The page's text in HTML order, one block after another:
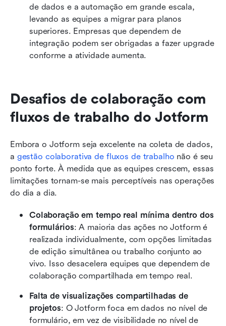
de dados e a automação em grande escala,
levando as equipes a migrar para planos
superiores. Empresas que dependem de
integração podem ser obrigadas a fazer upgrade
conforme a atividade aumenta.
Desafios de colaboração com
fluxos de trabalho do Jotform
Embora o Jotform seja excelente na coleta de dados,
a gestão colaborativa de fluxos de trabalho não é seu
ponto forte. À medida que as equipes crescem, essas
limitações tornam-se mais perceptíveis nas operações
do dia a dia.
Colaboração em tempo real mínima dentro dos
formulários: A maioria das ações no Jotform é
realizada individualmente, com opções limitadas
de edição simultânea ou trabalho conjunto ao
vivo. Isso desacelera equipes que dependem de
colaboração compartilhada em tempo real.
Falta de visualizações compartilhadas de
projetos: O Jotform foca em dados no nível de
formulário, em vez de visibilidade no nível de